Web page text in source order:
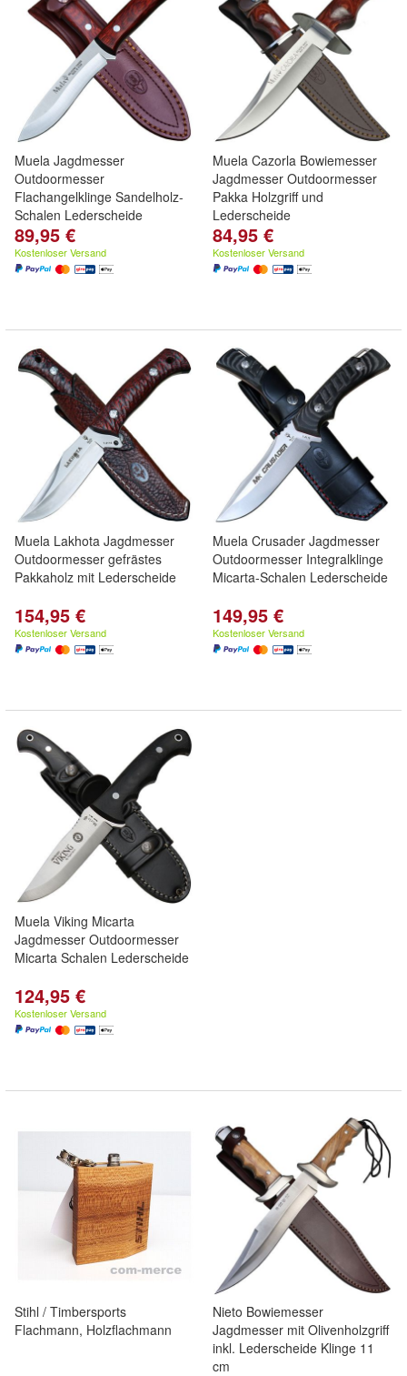
Muela Jagdmesser
Outdoormesser
Flachangelklinge Sandelholz-
Schalen Lederscheide
89,95 €
Kostenloser Versand
Muela Cazorla Bowiemesser
Jagdmesser Outdoormesser
Pakka Holzgriff und
Lederscheide
84,95 €
Kostenloser Versand
Muela Lakhota Jagdmesser
Outdoormesser gefrästes
Pakkaholz mit Lederscheide
154,95 €
Kostenloser Versand
Muela Crusader Jagdmesser
Outdoormesser Integralklinge
Micarta-Schalen Lederscheide
149,95 €
Kostenloser Versand
Muela Viking Micarta
Jagdmesser Outdoormesser
Micarta Schalen Lederscheide
124,95 €
Kostenloser Versand
Stihl / Timbersports
Flachmann, Holzflachmann
Nieto Bowiemesser
Jagdmesser mit Olivenholzgriff
inkl. Lederscheide Klinge 11
cm